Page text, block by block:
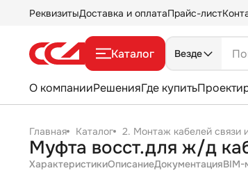
РеквизитыДоставка и оплатаПрайс-лист
Каталог Везде
О компанииРешенияГде купить
Главная Каталог 2. Монтаж кабелей связи
Муфта восст.для ж/д
ХарактеристикиОписаниеДокументацияBIM-